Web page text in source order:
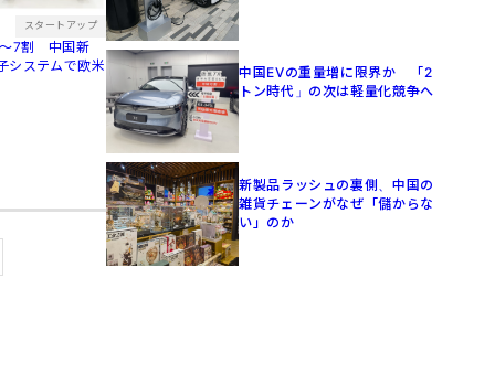
スタートアップ
〜7割 中国新
システムで欧米
中国EVの重量増に限界か 「2
トン時代」の次は軽量化競争へ
新製品ラッシュの裏側、中国の
雑貨チェーンがなぜ「儲からな
い」のか